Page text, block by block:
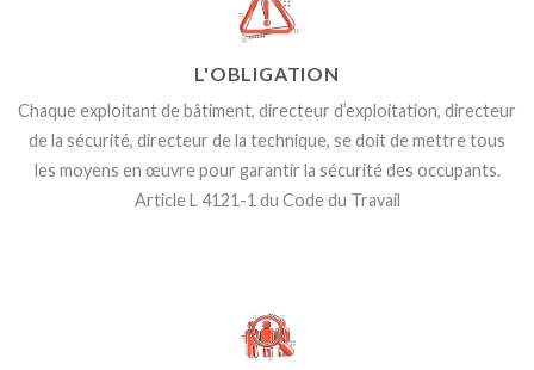
L'OBLIGATION
Chaque exploitant de bâtiment, directeur d’exploitation, directeur
de la sécurité, directeur de la technique, se doit de mettre tous
les moyens en œuvre pour garantir la sécurité des occupants.
Article L 4121-1 du Code du Travail